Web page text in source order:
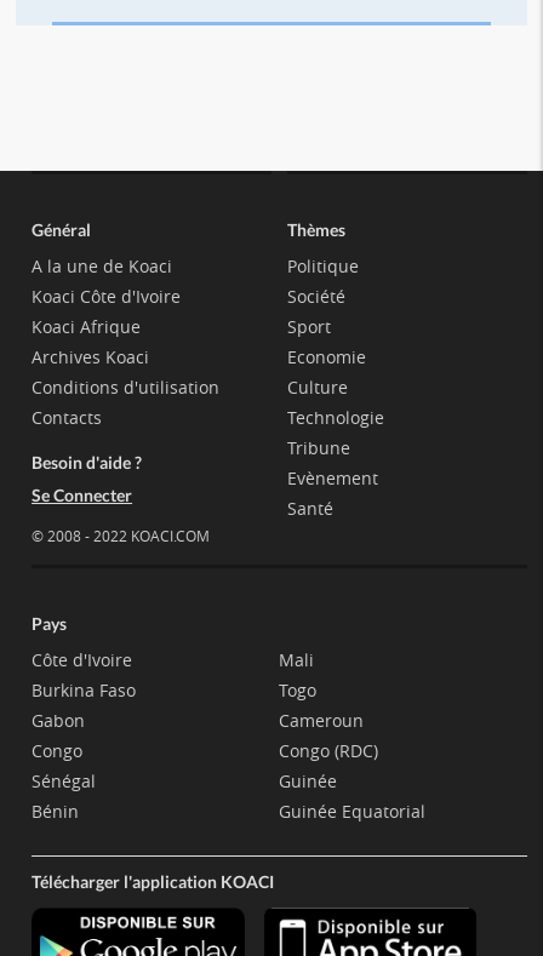
Général
A la une de Koaci
Koaci Côte d'Ivoire
Koaci Afrique
Archives Koaci
Conditions d'utilisation
Contacts
Besoin d'aide ?
Se Connecter
© 2008 - 2022 KOACI.COM
Thèmes
Politique
Société
Sport
Economie
Culture
Technologie
Tribune
Evènement
Santé
Pays
Côte d'Ivoire
Burkina Faso
Gabon
Congo
Sénégal
Bénin
Mali
Togo
Cameroun
Congo (RDC)
Guinée
Guinée Equatorial
Télécharger l'application KOACI